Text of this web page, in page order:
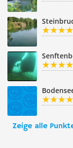
Zeige alle